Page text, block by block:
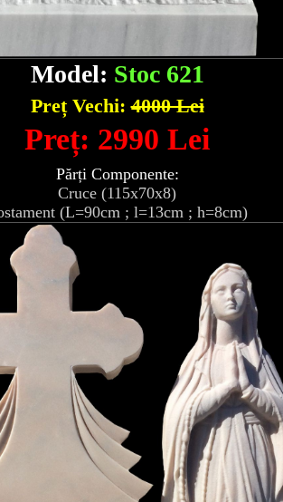
Model: Stoc 621
Preț Vechi:4000 Lei
Preț: 2990 Lei
Părți Componente:
Cruce (115x70x8)
(L=90cm ; l=13cm ; h=8cm)